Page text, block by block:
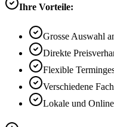
Ihre Vorteile:
Grosse Auswahl
Direkte
Flexible
Verschiedene
Lokale und